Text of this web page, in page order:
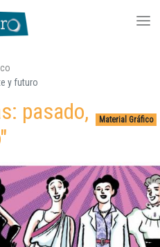
al
principal
y futuro
Material Gráfico
pasado,